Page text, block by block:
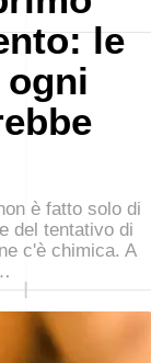
le
ogni
è fatto solo di
del tentativo di
c'è chimica. A